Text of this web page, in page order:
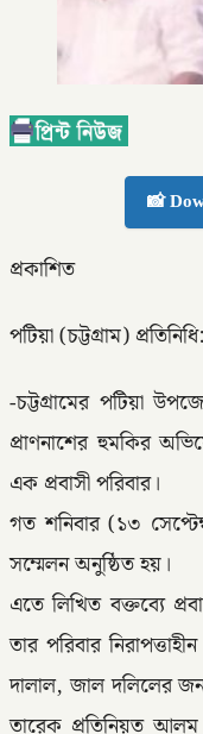
📸
প্রকাশিত
পটিয়া (চট্টগ্রাম) প্রতিনিধি:
-চট্টগ্রামের পটিয়া
প্রাণনাশের হুমকির
এক প্রবাসী পরিবার।
গত শনিবার (১৩
সম্মেলন অনুষ্ঠিত হয়।
এতে লিখিত বক্তব্যে
তার পরিবার
দালাল, জাল দলিলের
তারেক প্রতিনিয়ত আলম